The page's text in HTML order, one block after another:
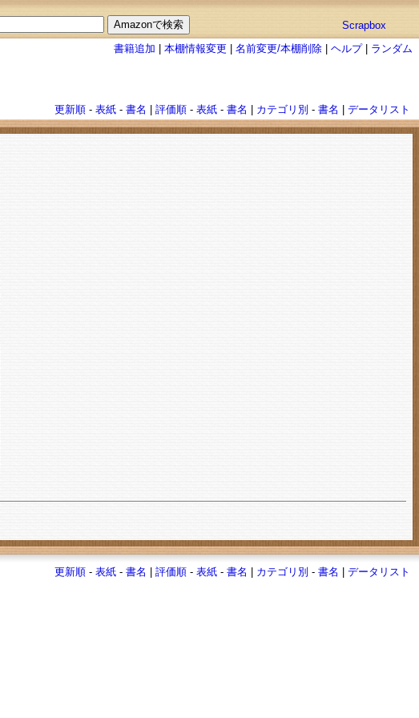
Scrapbox
書籍追加 |本棚情報変更 |名前変更/本棚削除 |ヘルプ| ランダム
更新順 -表紙 -書名 |評価順 -表紙 -書名 カテゴリ別 -書名 |データリスト
更新順 -表紙 -書名 |評価順 -表紙 -書名 カテゴリ別 -書名 |データリスト